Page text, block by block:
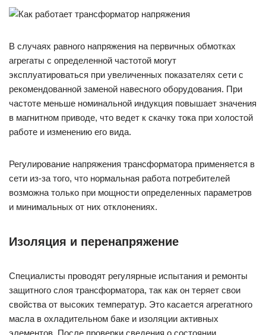
В случаях равного напряжения на первичных обмотках
агрегаты с определенной частотой могут
эксплуатироваться при увеличенных показателях сети с
рекомендованной заменой навесного оборудования. При
частоте меньше номинальной индукция повышает значения
в магнитном приводе, что ведет к скачку тока при холостой
работе и изменению его вида.
Регулирование напряжения трансформатора применяется в
сети из-за того, что нормальная работа потребителей
возможна только при мощности определенных параметров
и минимальных от них отклонениях.
Изоляция и перенапряжение
Специалисты проводят регулярные испытания и ремонты
защитного слоя трансформатора, так как он теряет свои
свойства от высоких температур. Это касается агрегатного
масла в охладительном баке и изоляции активных
элементов. После проверки сведения о состоянии